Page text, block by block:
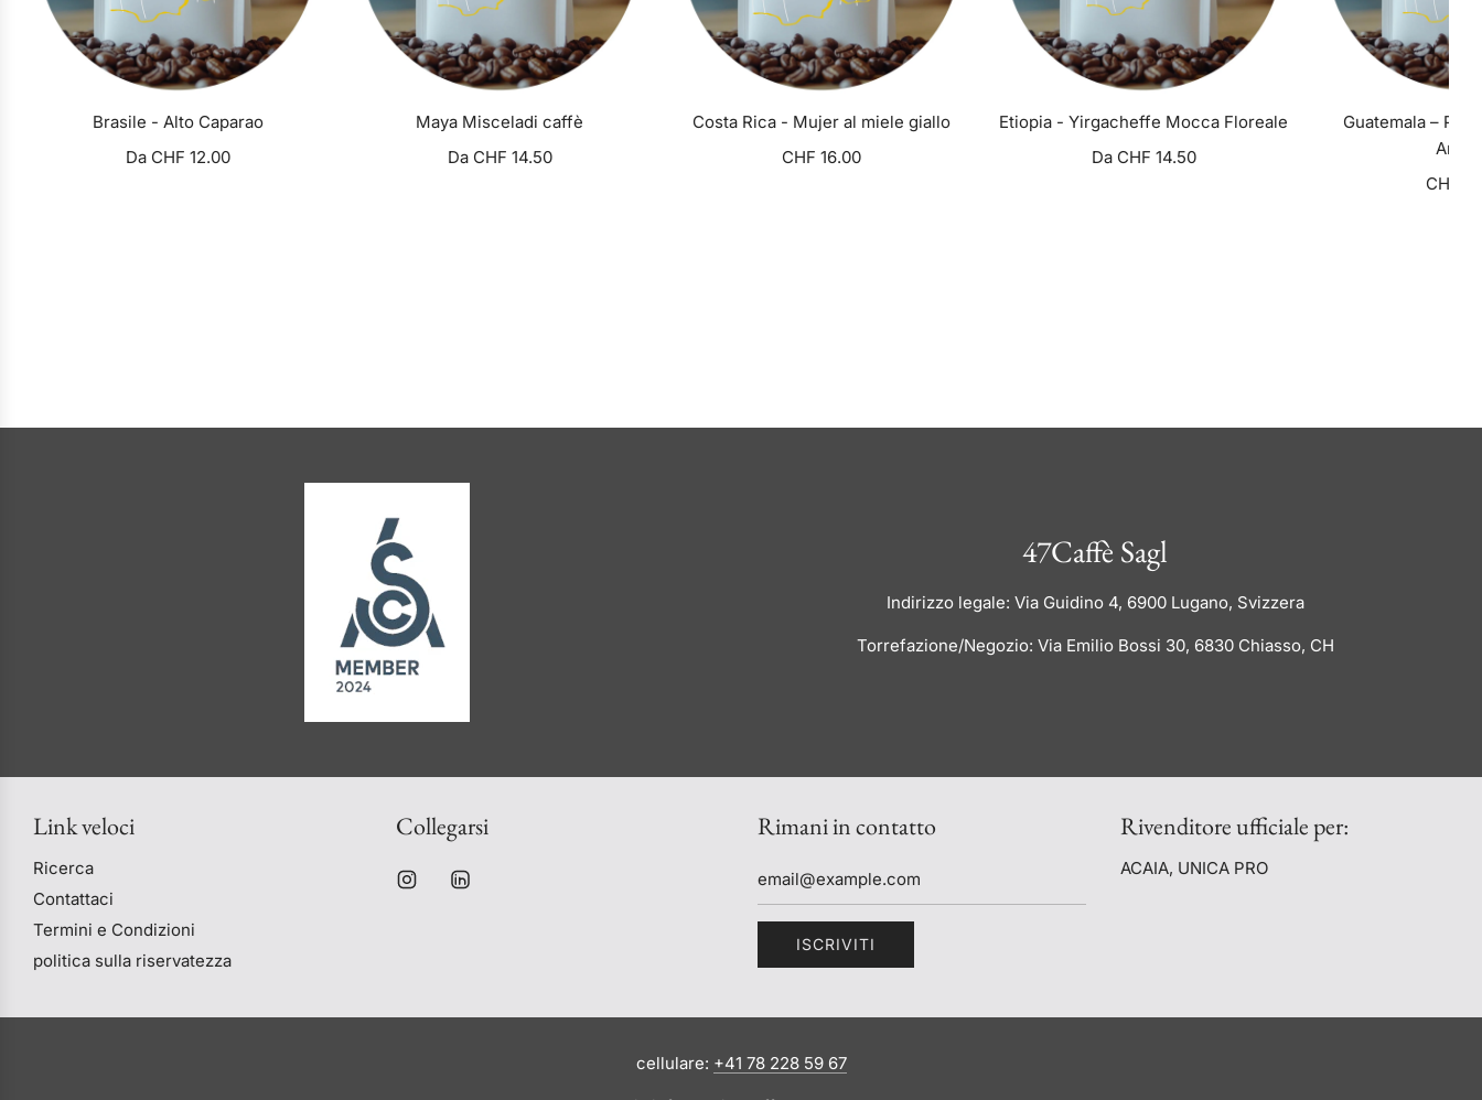
Brasile - Alto Caparao
Da CHF 12.00
Maya Misceladi caffè
Da CHF 14.50
Costa Rica - Mujer al miele giallo
CHF 16.00
Etiopia - Yirgacheffe Mocca Floreale
Da CHF 14.50
Guatemala –
CHF
47Caffè Sagl
Indirizzo legale: Via Guidino 4, 6900 Lugano, Svizzera
Torrefazione/Negozio: Via Emilio Bossi 30, 6830 Chiasso, CH
Link veloci
Ricerca
Contattaci
Termini e Condizioni
politica sulla riservatezza
Collegarsi Rimani in contatto
ISCRIVITI
Rivenditore ufficiale per:
ACAIA, UNICA PRO
cellulare: +41 78 228 59 67